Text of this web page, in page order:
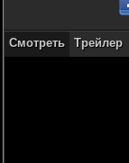
Смотреть Трейлер